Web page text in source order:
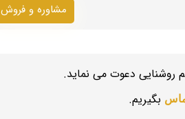
مشاوره و فروش
روشنایی دعوت می نماید.
بگیریم.